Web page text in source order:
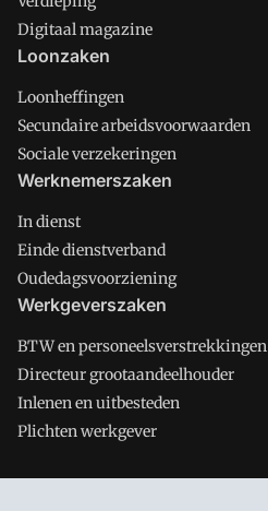
Digitaal magazine
Loonzaken
Loonheffingen
Secundaire arbeidsvoorwaarden
Sociale verzekeringen
Werknemerszaken
In dienst
Einde dienstverband
Oudedagsvoorziening
Werkgeverszaken
BTW en personeelsverstrekkingen
Directeur grootaandeelhouder
Inlenen en uitbesteden
Plichten werkgever